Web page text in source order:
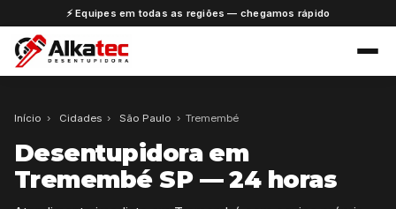
⚡ Equipes em todas as regiões — chegamos rápido
Início › Cidades › São Paulo › Tremembé
Desentupidora em
Tremembé SP — 24 horas